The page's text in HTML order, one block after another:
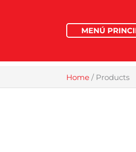
MENÚ
Home / Products